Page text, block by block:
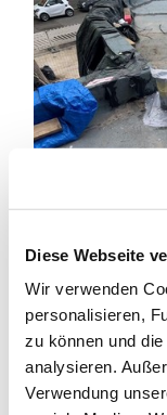
Diese Webseite
Wir verwenden
personalisieren,
zu können und
analysieren.
Verwendung
Auch die
der Zu- und
ebenfalls wegen
2022 durch den
kann die